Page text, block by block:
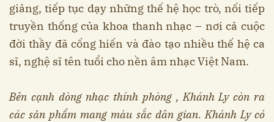
giảng, tiếp tục dạy những thế hệ học trò, nối tiếp
truyền thống của khoa thanh nhạc – nơi cả cuộc
đời thầy đã cống hiến và đào tạo nhiều thế hệ ca
sĩ, nghệ sĩ tên tuổi cho nền âm nhạc Việt Nam.
Bên cạnh dòng nhạc thính phòng , Khánh Ly còn ra
các sản phẩm mang màu sắc dân gian. Khánh Ly có